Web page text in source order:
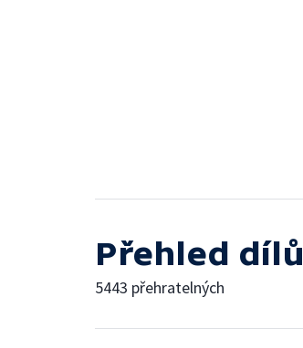
Přehled dílů
5443 přehratelných